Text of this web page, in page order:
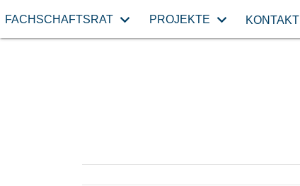
FACHSCHAFTSRAT PROJEKTE KONTAKT